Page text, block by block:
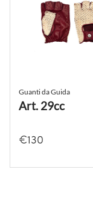
Guanti da Guida
Art. 29cc
€130